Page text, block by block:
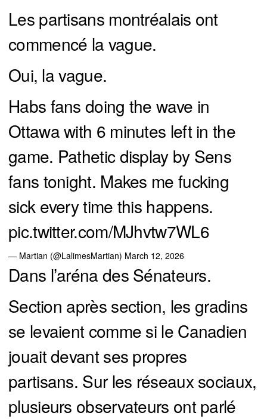
Les partisans montréalais ont
commencé la vague.
Oui, la vague.
Habs fans doing the wave in
Ottawa with 6 minutes left in the
game. Pathetic display by Sens
fans tonight. Makes me fucking
sick every time this happens.
pic.twitter.com/MJhvtw7WL6
— Martian (@LalimesMartian) March 12, 2026
Dans l’aréna des Sénateurs.
Section après section, les gradins
se levaient comme si le Canadien
jouait devant ses propres
partisans. Sur les réseaux sociaux,
plusieurs observateurs ont parlé